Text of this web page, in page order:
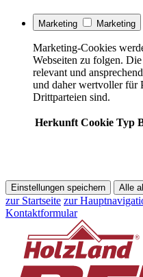
Marketing Marketing
Marketing-Cookies
Webseiten zu folgen.
relevant und
und daher wertvoller für
Drittparteien sind.
Herkunft Cookie Typ
Einstellungen speichern Alle
zur Startseite zur
Kontaktformular